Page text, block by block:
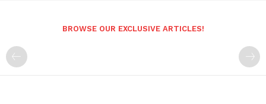
BROWSE OUR EXCLUSIVE ARTICLES!